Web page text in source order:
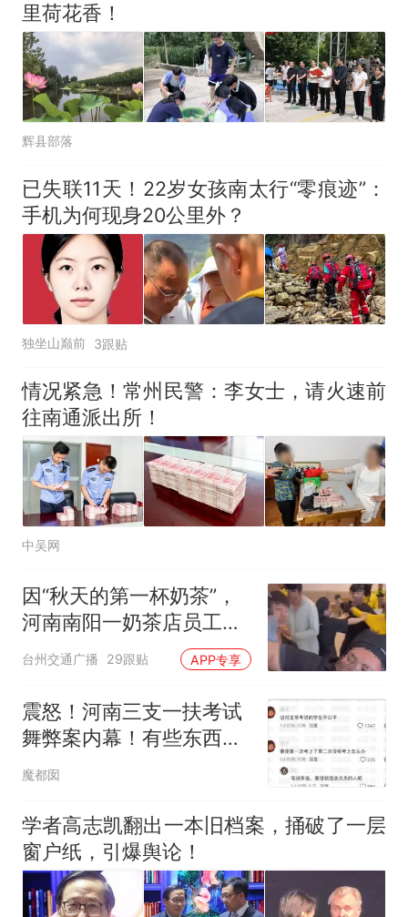
里荷花香！
辉县部落
已失联11天！22岁女孩南太行“零痕迹”：
手机为何现身20公里外？
独坐山巅前 3跟贴
情况紧急！常州民警：李女士，请火速前
往南通派出所！
中吴网
因“秋天的第一杯奶茶”，
河南南阳一奶茶店员工与
外卖骑手发生肢体冲突，
目击者：奶茶订单过多，
外卖骑手不满等候时间过
长
台州交通广播 29跟贴 APP专享
震怒！河南三支一扶考试
舞弊案内幕！有些东西根
子已经烂了
魔都囡
学者高志凯翻出一本旧档案，捅破了一层
窗户纸，引爆舆论！